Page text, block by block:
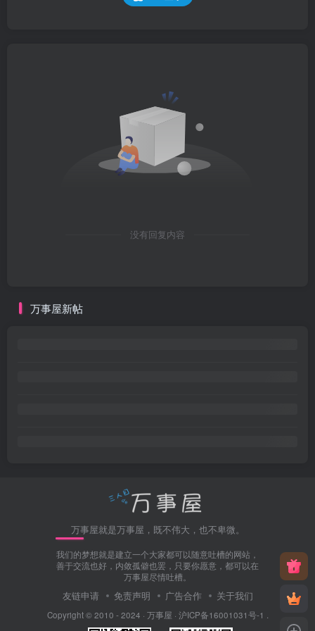
没有回复内容
万事屋新帖
万事屋就是万事屋，既不伟大，也不卑微。
我们的梦想就是建立一个大家都可以随意吐槽的网站，
善于交流也好，内敛孤僻也罢，只要你愿意，都可以在
万事屋尽情吐槽。
友链申请 免责声明 广告合作 关于我们
Copyright © 2010 - 2024 · 万事屋 · 沪ICP备16001031号-1